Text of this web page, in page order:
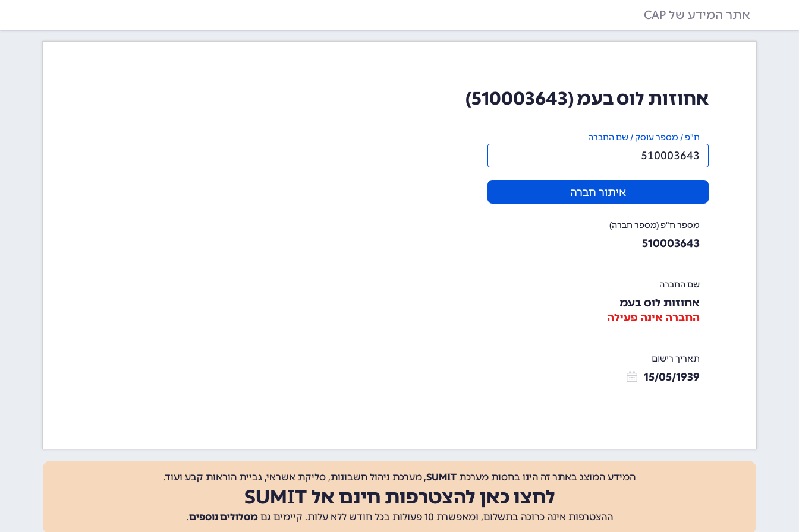
אתר המידע של CAP
אחוזות לוס בעמ (510003643)
ח"פ / מספר עוסק / שם החברה
איתור חברה
מספר ח"פ (מספר חברה)
510003643
שם החברה
אחוזות לוס בעמ
החברה אינה פעילה
תאריך רישום
15/05/1939
המידע המוצג באתר זה הינו בחסות מערכת SUMIT, מערכת ניהול חשבונות, סליקת אשראי, גביית הוראות קבע ועוד.
לחצו כאן להצטרפות חינם אל SUMIT
ההצטרפות אינה כרוכה בתשלום, ומאפשרת 10 פעולות בכל חודש ללא עלות. קיימים גם מסלולים נוספים.